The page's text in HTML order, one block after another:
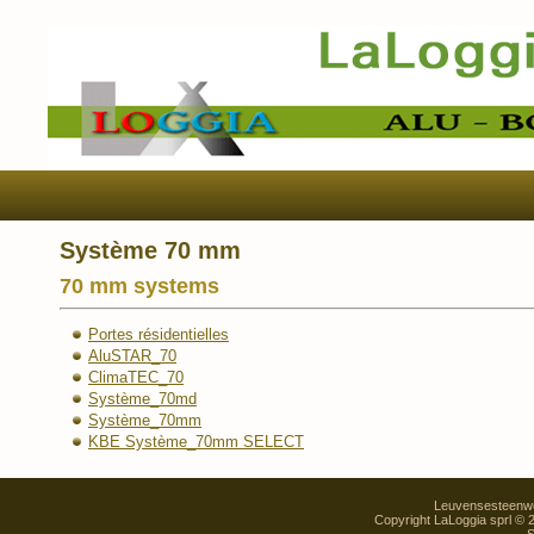
Système 70 mm
70 mm systems
Portes résidentielles
AluSTAR_70
ClimaTEC_70
Système_70md
Système_70mm
KBE Système_70mm SELECT
Copyright LaLoggia sprl ©